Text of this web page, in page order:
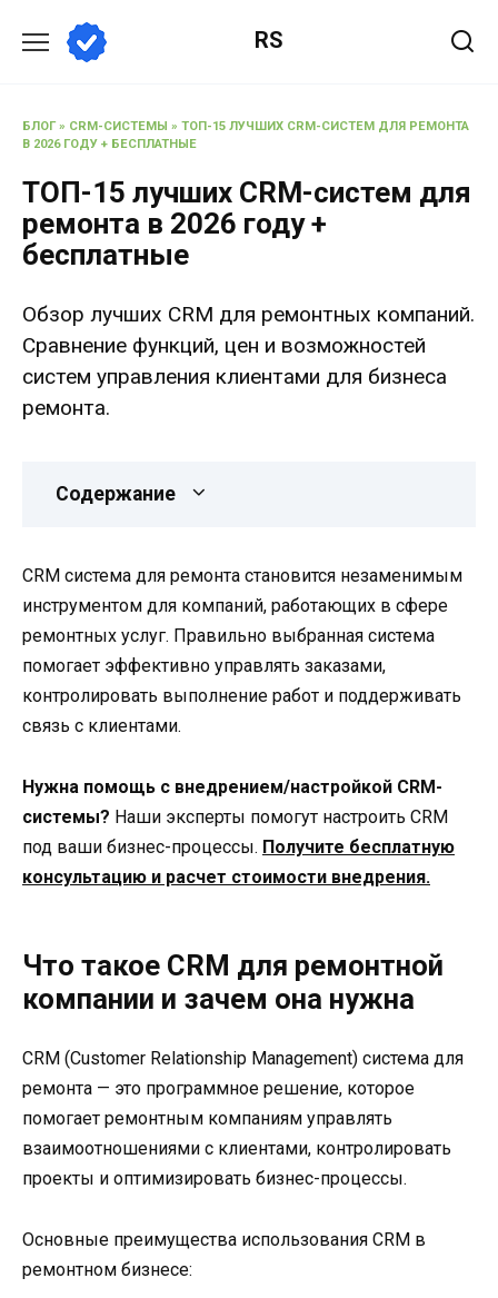
содержанию
RS
БЛОГ» CRM-СИСТЕМЫ » ТОП-15 ЛУЧШИХ CRM-СИСТЕМ ДЛЯ РЕМОНТА
В 2026 ГОДУ + БЕСПЛАТНЫЕ
ТОП-15 лучших CRM-систем для
ремонта в 2026 году +
бесплатные
Обзор лучших CRM для ремонтных компаний.
Сравнение функций, цен и возможностей
систем управления клиентами для бизнеса
ремонта.
Содержание
CRM система для ремонта становится незаменимым
инструментом для компаний, работающих в сфере
ремонтных услуг. Правильно выбранная система
помогает эффективно управлять заказами,
контролировать выполнение работ и поддерживать
связь с клиентами.
Нужна помощь с внедрением/настройкой CRM-
системы? Наши эксперты помогут настроить CRM
под ваши бизнес-процессы. Получите бесплатную
консультацию и расчет стоимости внедрения.
Что такое CRM для ремонтной
компании и зачем она нужна
CRM (Customer Relationship Management) система для
ремонта — это программное решение, которое
помогает ремонтным компаниям управлять
взаимоотношениями с клиентами, контролировать
проекты и оптимизировать бизнес-процессы.
Основные преимущества использования CRM в
ремонтном бизнесе: